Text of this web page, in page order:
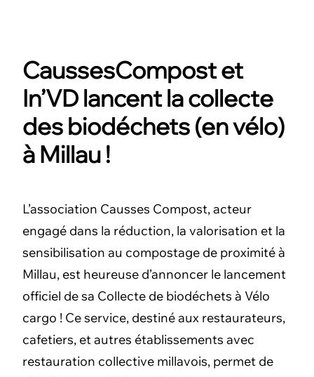
CaussesCompost et
In’VD lancent la collecte
des biodéchets (en vélo)
à Millau !
L’association Causses Compost, acteur
engagé dans la réduction, la valorisation et la
sensibilisation au compostage de proximité à
Millau, est heureuse d’annoncer le lancement
officiel de sa Collecte de biodéchets à Vélo
cargo ! Ce service, destiné aux restaurateurs,
cafetiers, et autres établissements avec
restauration collective millavois, permet de